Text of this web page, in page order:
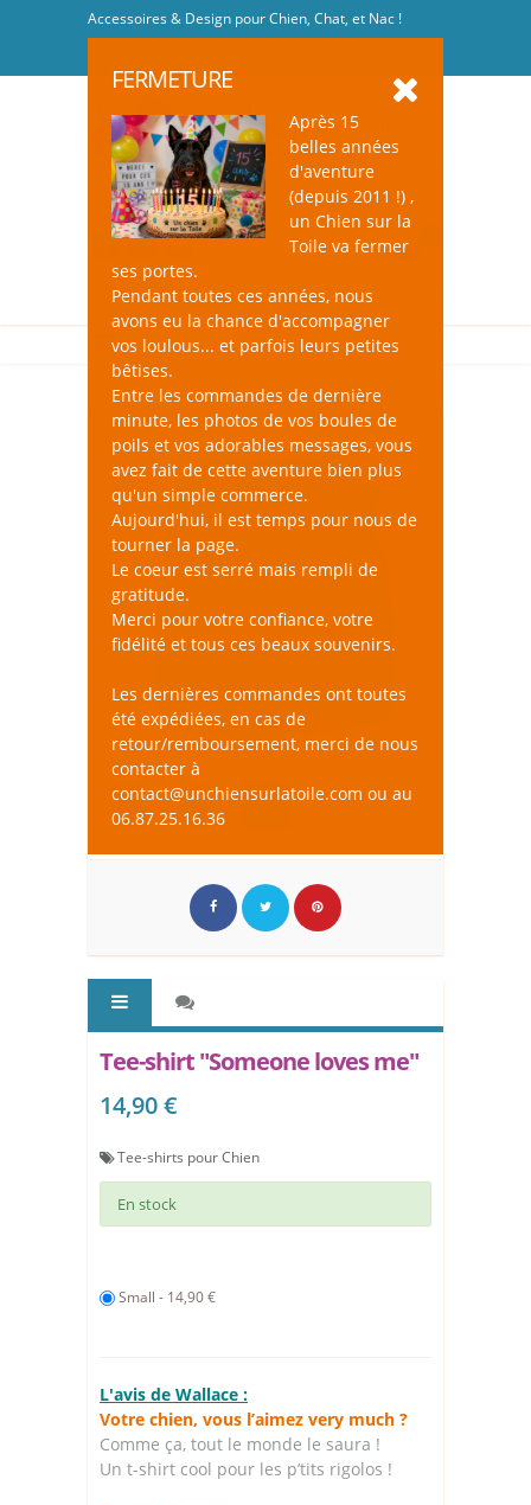
Accessoires & Design pour Chien, Chat, et Nac !
FERMETURE
Après 15
belles années
d'aventure
(depuis 2011 !) ,
un Chien sur la
Toile va fermer
ses portes.
Pendant toutes ces années, nous
avons eu la chance d'accompagner
vos loulous... et parfois leurs petites
bêtises.
Entre les commandes de dernière
minute, les photos de vos boules de
poils et vos adorables messages, vous
avez fait de cette aventure bien plus
qu'un simple commerce.
Aujourd'hui, il est temps pour nous de
tourner la page.
Le coeur est serré mais rempli de
gratitude.
Merci pour votre confiance, votre
fidélité et tous ces beaux souvenirs.
Les dernières commandes ont toutes
été expédiées, en cas de
retour/remboursement, merci de nous
contacter à
contact@unchiensurlatoile.com ou au
06.87.25.16.36
Tee-shirt "Someone loves me"
14,90 €
Tee-shirts pour Chien
En stock
Small - 14,90 €
L'avis de Wallace :
Votre chien, vous l’aimez very much ?
Comme ça, tout le monde le saura !
Un t-shirt cool pour les p’tits rigolos !